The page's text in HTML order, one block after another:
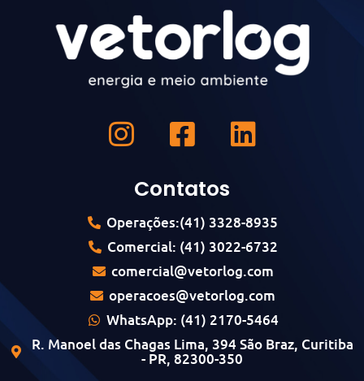
Contatos
Operações:(41) 3328-8935
Comercial: (41) 3022-6732
comercial@vetorlog.com
operacoes@vetorlog.com
WhatsApp: (41) 2170-5464
R. Manoel das Chagas Lima, 394 São Braz, Curitiba
- PR, 82300-350